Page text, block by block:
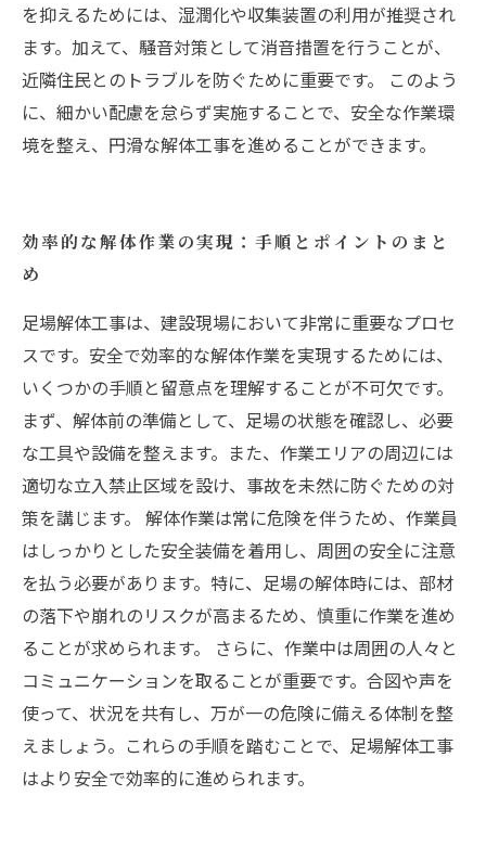
を抑えるためには、湿潤化や収集装置の利用が推奨され
ます。加えて、騒音対策として消音措置を行うことが、
近隣住民とのトラブルを防ぐために重要です。 このよう
に、細かい配慮を怠らず実施することで、安全な作業環
境を整え、円滑な解体工事を進めることができます。
効率的な解体作業の実現：手順とポイントのまと
め
足場解体工事は、建設現場において非常に重要なプロセ
スです。安全で効率的な解体作業を実現するためには、
いくつかの手順と留意点を理解することが不可欠です。
まず、解体前の準備として、足場の状態を確認し、必要
な工具や設備を整えます。また、作業エリアの周辺には
適切な立入禁止区域を設け、事故を未然に防ぐための対
策を講じます。 解体作業は常に危険を伴うため、作業員
はしっかりとした安全装備を着用し、周囲の安全に注意
を払う必要があります。特に、足場の解体時には、部材
の落下や崩れのリスクが高まるため、慎重に作業を進め
ることが求められます。 さらに、作業中は周囲の人々と
コミュニケーションを取ることが重要です。合図や声を
使って、状況を共有し、万が一の危険に備える体制を整
えましょう。これらの手順を踏むことで、足場解体工事
はより安全で効率的に進められます。